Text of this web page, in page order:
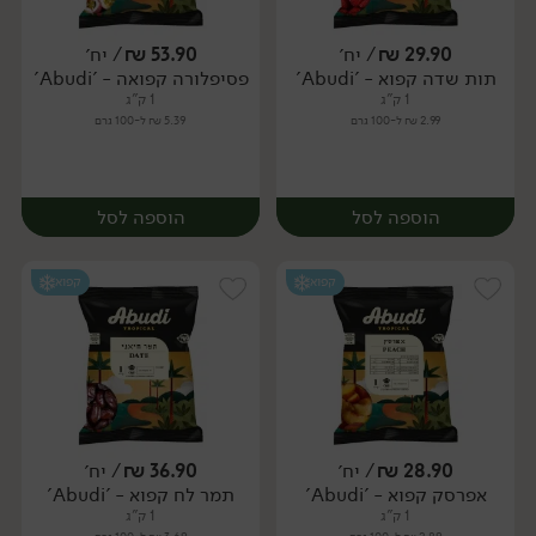
יח׳ יח׳
29.90
₪/ יח׳
תות שדה קפוא - 'Abudi'
1 ק"ג
2.99 ₪ ל-100 גרם
הוספה לסל
יח׳
53.90
₪/ יח׳
פסיפלורה קפואה - 'Abudi'
1 ק"ג
5.39 ₪ ל-100 גרם
הוספה לסל
יח׳
קפוא
28.90
₪/ יח׳
אפרסק קפוא - 'Abudi'
1 ק"ג
קפוא
36.90
₪/ יח׳
תמר לח קפוא - 'Abudi'
1 ק"ג